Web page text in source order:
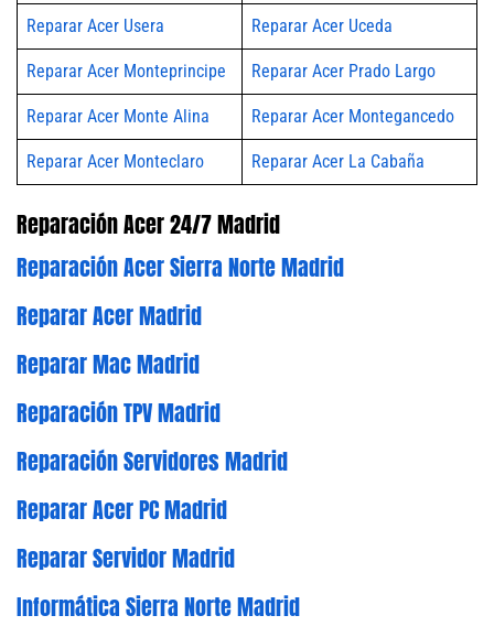
Reparar Acer Usera Reparar Acer Uceda
Reparar Acer Monteprincipe Reparar Acer Prado Largo
Reparar Acer Monte Alina Reparar Acer Montegancedo
Reparar Acer Monteclaro Reparar Acer La Cabaña
Reparación Acer 24/7 Madrid
Reparación Acer Sierra Norte Madrid
Reparar Acer Madrid
Reparar Mac Madrid
Reparación TPV Madrid
Reparación Servidores Madrid
Reparar Acer PC Madrid
Reparar Servidor Madrid
Informática Sierra Norte Madrid